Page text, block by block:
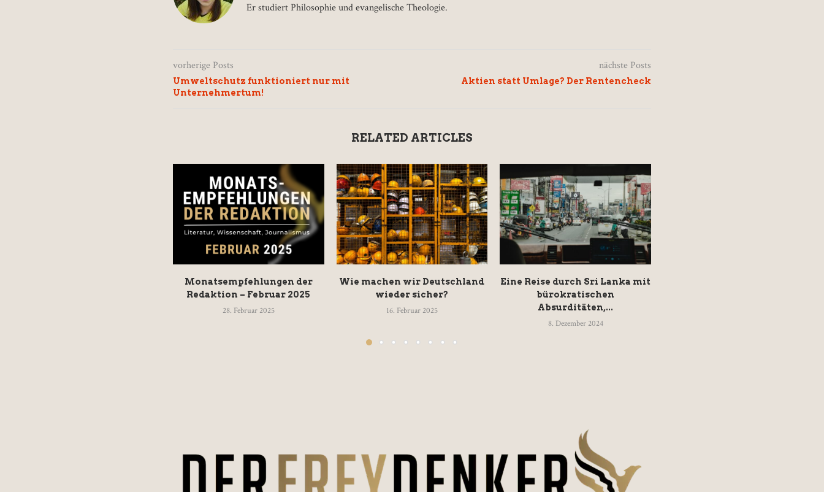
Er studiert Philosophie und evangelische Theologie.
vorherige Posts
Umweltschutz funktioniert nur mit
Unternehmertum!
nächste Posts
Aktien statt Umlage? Der Rentencheck
RELATED ARTICLES
Monatsempfehlungen der
Redaktion – Februar 2025
28. Februar 2025
Wie machen wir Deutschland
wieder sicher?
16. Februar 2025
Eine Reise durch Sri Lanka mit
bürokratischen
Absurditäten,...
8. Dezember 2024